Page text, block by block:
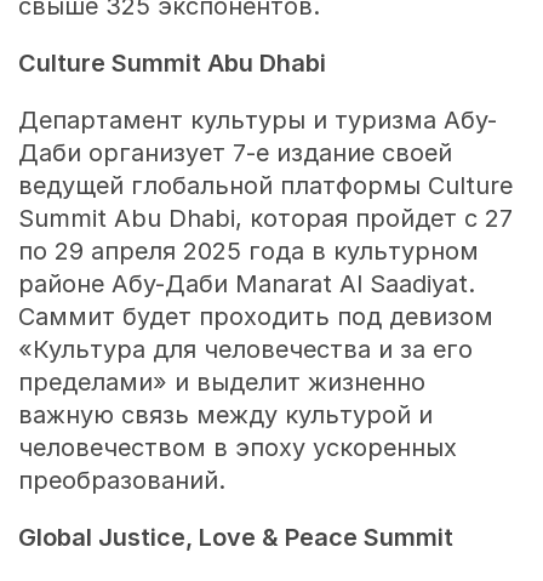
свыше 325 экспонентов.
Culture Summit Abu Dhabi
Департамент культуры и туризма Абу-
Даби организует 7-е издание своей
ведущей глобальной платформы Culture
Summit Abu Dhabi, которая пройдет с 27
по 29 апреля 2025 года в культурном
районе Абу-Даби Manarat Al Saadiyat.
Саммит будет проходить под девизом
«Культура для человечества и за его
пределами» и выделит жизненно
важную связь между культурой и
человечеством в эпоху ускоренных
преобразований.
Global Justice, Love & Peace Summit